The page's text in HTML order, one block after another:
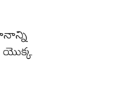
యొక్క